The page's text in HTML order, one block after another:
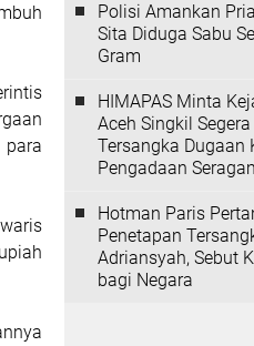
Polisi Amankan
Sita Diduga Sabu
Gram
HIMAPAS Minta
Aceh Singkil
Tersangka Dugaan
Pengadaan
Hotman Paris
Penetapan
Adriansyah, Sebut
bagi Negara